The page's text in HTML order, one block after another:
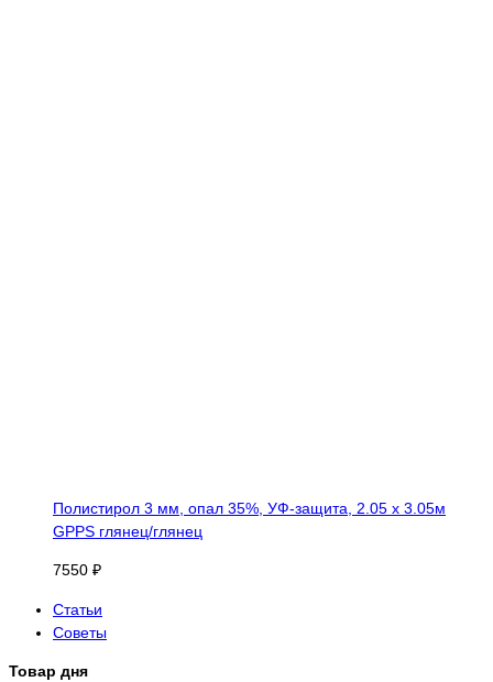
Полистирол 3 мм, опал 35%, УФ-защита, 2.05 х 3.05м
GPPS глянец/глянец
7550 ₽
Статьи
Советы
Товар дня